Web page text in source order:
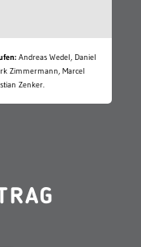
Andreas Wedel, Daniel
Zimmermann, Marcel
Zenker.